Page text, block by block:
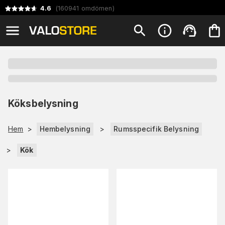
4.6 (160941 omdömen)
Köksbelysning
Hem > Hembelysning > Rumsspecifik Belysning
> Kök